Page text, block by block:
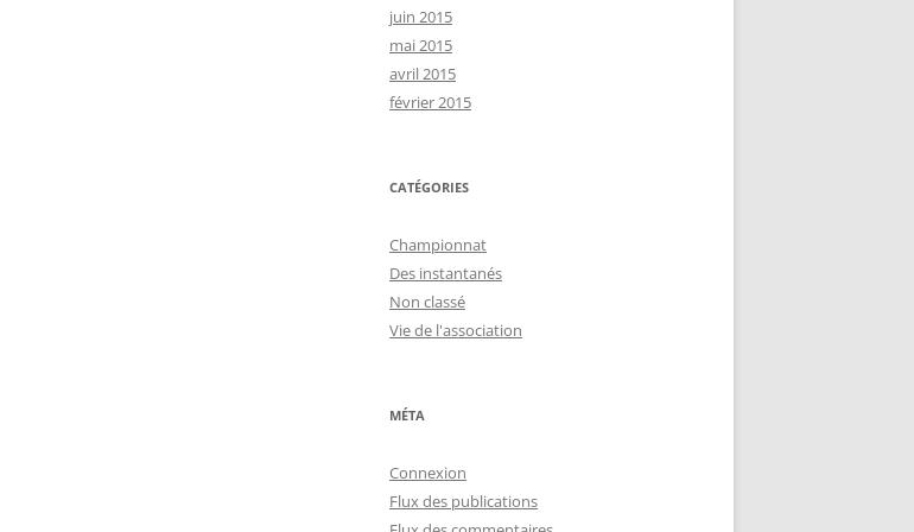
juin 2015
mai 2015
avril 2015
février 2015
CATÉGORIES
Championnat
Des instantanés
Non classé
Vie de l'association
MÉTA
Connexion
Flux des publications